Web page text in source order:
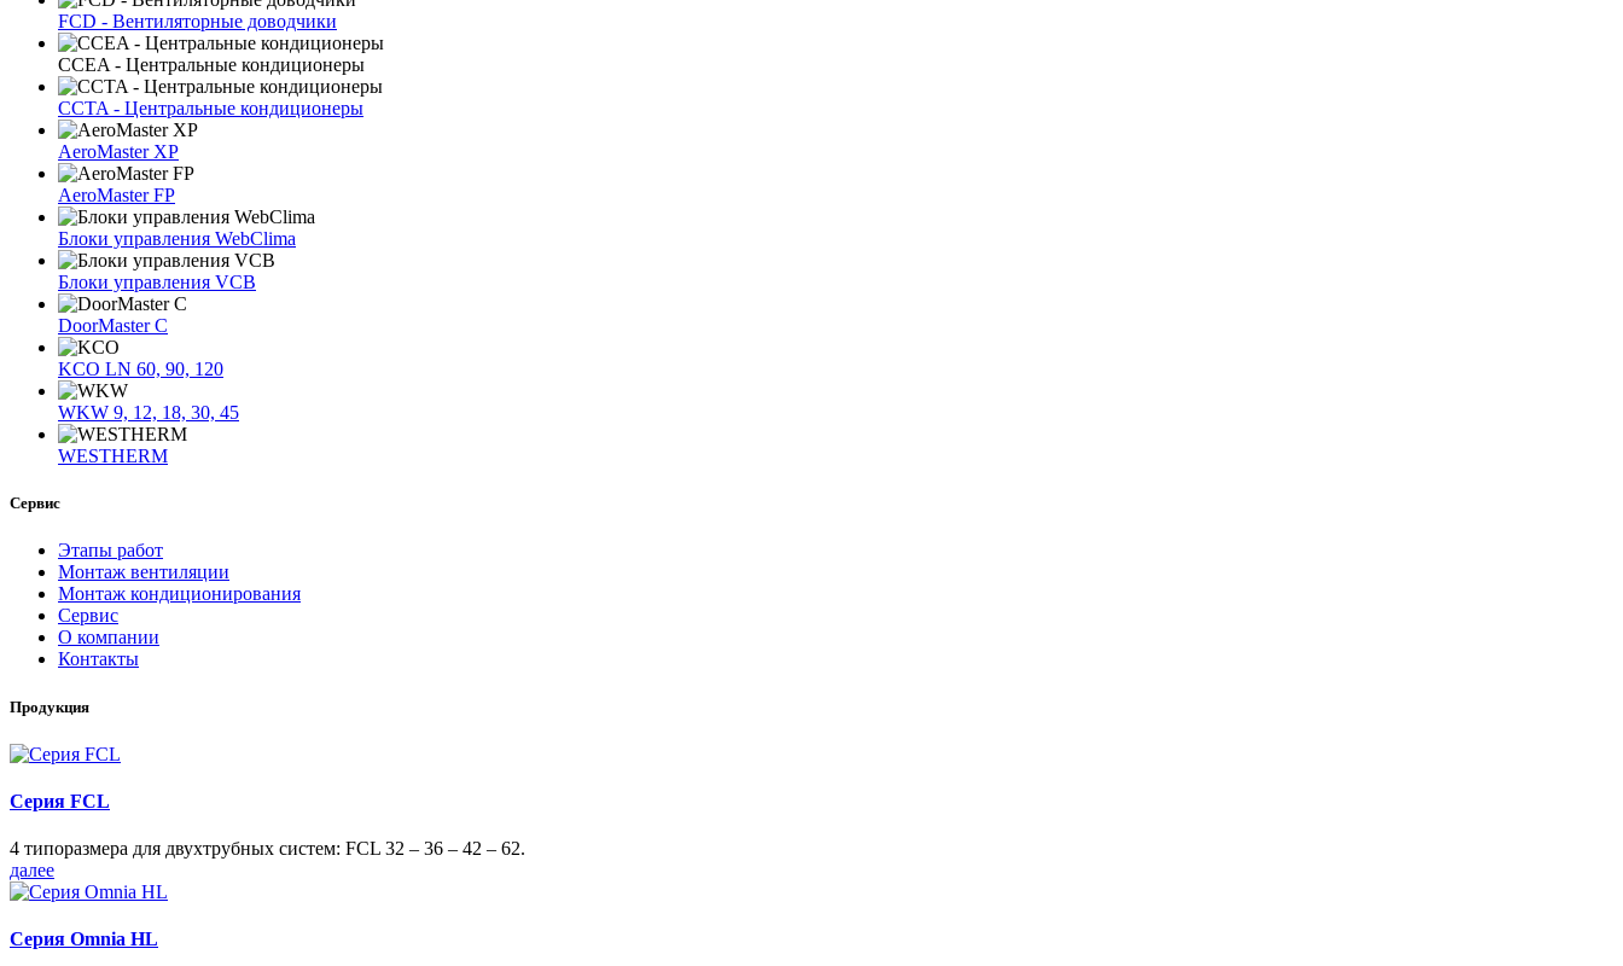
FCD - Вентиляторные доводчики
CCEA - Центральные кондиционеры
CCTA - Центральные кондиционеры
AeroMaster XP
AeroMaster FP
Блоки упрaвлeния WebClima
Блоки упрaвлeния VCB
DoorMaster C
KCO LN 60, 90, 120
WKW 9, 12, 18, 30, 45
WESTHERM
Сервис
Этапы работ
Монтаж вентиляции
Монтаж кондиционирования
Сервис
О компании
Контакты
Продукция
Серия FCL
4 типоразмера для двухтрубных систем: FCL 32 – 36 – 42 – 62.
далее
Серия Omnia HL